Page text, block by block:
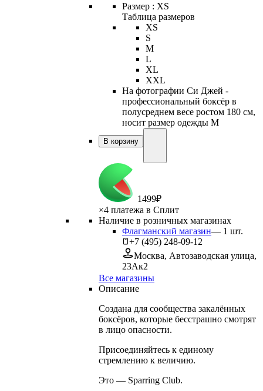
Размер : XS
Таблица размеров
XS
S
M
L
XL
XXL
На фотографии Си Джей -
профессиональный боксёр в
полусреднем весе ростом 180 см,
носит размер одежды M
В корзину
1499₽
×4 платежа в Сплит
Наличие в розничных магазинах
Флагманский магазин— 1 шт.
+7 (495) 248-09-12
Москва, Автозаводская улица,
23Ак2
Все магазины
Описание
Создана для сообщества закалённых
боксёров, которые бесстрашно смотрят
в лицо опасности.
Присоединяйтесь к единому
стремлению к величию.
Это — Sparring Club.